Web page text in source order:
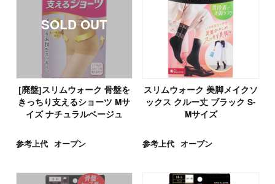
[廃盤]スリムウォーク 骨盤を
きっちり支えるショーツ Mサ
イズ ナチュラルベージュ
参考上代 オープン
スリムウォーク 美脚メイクソ
ックス クルー丈 ブラック S-
Mサイズ
参考上代 オープン